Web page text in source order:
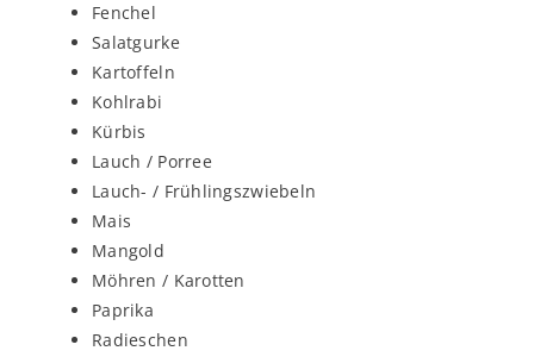
Fenchel
Salatgurke
Kartoffeln
Kohlrabi
Kürbis
Lauch / Porree
Lauch- / Frühlingszwiebeln
Mais
Mangold
Möhren / Karotten
Paprika
Radieschen